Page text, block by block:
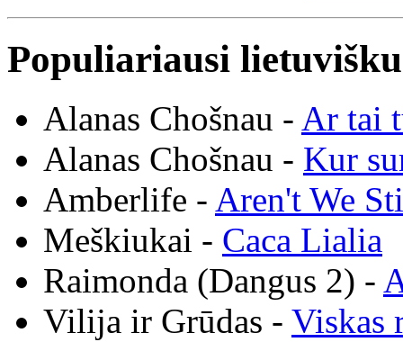
Populiariausi
Alanas Chošnau - Ar tai
Alanas Chošnau - Kur
Amberlife - Aren't We
Meškiukai - Caca Lialia
Raimonda (Dangus 2) -
Vilija ir Grūdas - Viskas